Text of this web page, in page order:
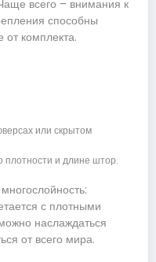
всего – внимания к
способны
от комплекта.
или скрытом
плотности и длине штор.
с плотными
наслаждаться
от всего мира.